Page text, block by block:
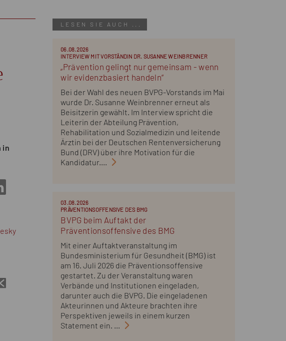
in
LESEN SIE AUCH ...
06.08.2026
INTERVIEW MIT VORSTÄNDIN DR. SUSANNE WEINBRENNER
„Prävention gelingt nur gemeinsam - wenn
wir evidenzbasiert handeln“
Bei der Wahl des neuen BVPG-Vorstands im Mai
wurde Dr. Susanne Weinbrenner erneut als
Beisitzerin gewählt. Im Interview spricht die
Leiterin der Abteilung Prävention,
Rehabilitation und Sozialmedizin und leitende
Ärztin bei der Deutschen Rentenversicherung
Bund (DRV) über ihre Motivation für die
Kandidatur....
03.08.2026
PRÄVENTIONSOFFENSIVE DES BMG
BVPG beim Auftakt der
Präventionsoffensive des BMG
Mit einer Auftaktveranstaltung im
Bundesministerium für Gesundheit (BMG) ist
am 16. Juli 2026 die Präventionsoffensive
gestartet. Zu der Veranstaltung waren
Verbände und Institutionen eingeladen,
darunter auch die BVPG. Die eingeladenen
Akteurinnen und Akteure brachten ihre
Perspektiven jeweils in einem kurzen
Statement ein. ...